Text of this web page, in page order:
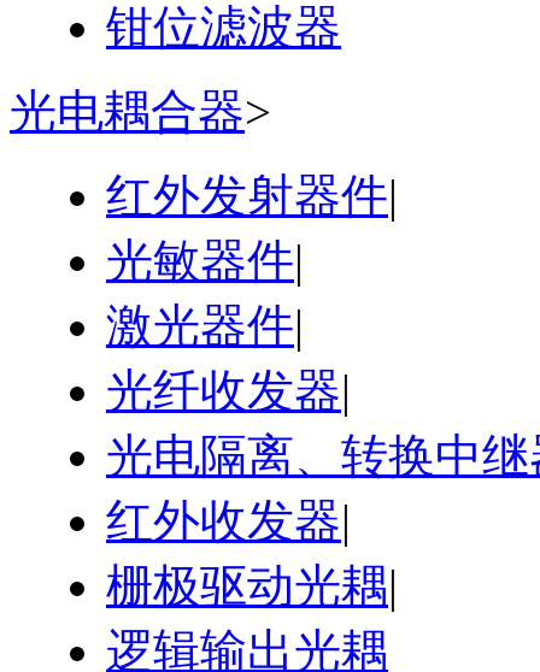
钳位滤波器
光电耦合器>
红外发射器件|
光敏器件|
激光器件|
光纤收发器|
光电隔离、转换中继
红外收发器|
栅极驱动光耦|
逻辑输出光耦